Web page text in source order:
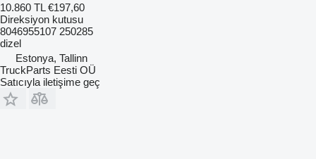
10.860 TL €197,60
Direksiyon kutusu
8046955107 250285
dizel
Estonya, Tallinn
TruckParts Eesti OÜ
Satıcıyla iletişime geç